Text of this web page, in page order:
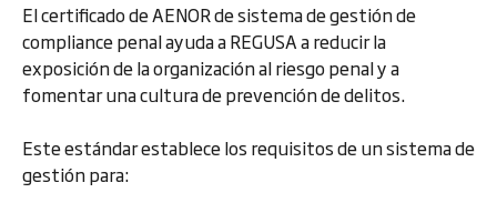
El certificado de AENOR de sistema de gestión de
compliance penal ayuda a REGUSA a reducir la
exposición de la organización al riesgo penal y a
fomentar una cultura de prevención de delitos.
Este estándar establece los requisitos de un sistema de
gestión para: